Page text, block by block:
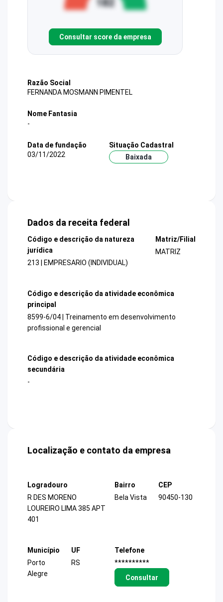
Consultar score da empresa
Razão Social
FERNANDA MOSMANN PIMENTEL
Nome Fantasia
-
Data de fundação
03/11/2022
Situação Cadastral
Baixada
Dados da receita federal
Código e descrição da natureza
jurídica
213 | EMPRESARIO (INDIVIDUAL)
Matriz/Filial
MATRIZ
Código e descrição da atividade econômica
principal
8599-6/04 | Treinamento em desenvolvimento
profissional e gerencial
Código e descrição da atividade econômica
secundária
-
Localização e contato da empresa
Logradouro
R DES MORENO
LOUREIRO LIMA 385 APT
401
Bairro
Bela Vista
CEP
90450-130
Município
Porto
Alegre
UF
RS
Telefone
**********
Consultar